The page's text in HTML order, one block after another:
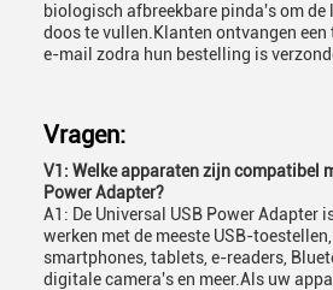
biologisch afbreekbare pinda's om de
doos te vullen.Klanten ontvangen
e-mail zodra hun bestelling is
Vragen:
V1: Welke apparaten zijn compatibel
Power Adapter?
A1: De Universal USB Power Adapter
werken met de meeste USB-
smartphones, tablets, e-readers,
digitale camera's en meer.Als uw